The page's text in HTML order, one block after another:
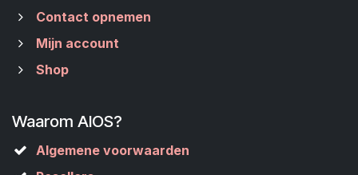
Contact opnemen
Mijn account
Shop
Waarom AIOS?
Algemene voorwaarden